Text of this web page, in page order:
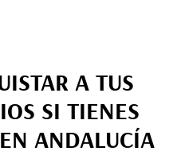
A TUS
SI TIENES
ANDALUCÍA